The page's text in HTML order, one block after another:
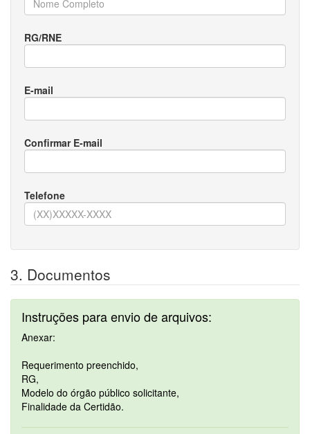
RG/RNE
E-mail
Confirmar E-mail
Telefone
3. Documentos
Instruções para envio de arquivos:
Anexar:
Requerimento preenchido,
RG,
Modelo do órgão público solicitante,
Finalidade da Certidão.